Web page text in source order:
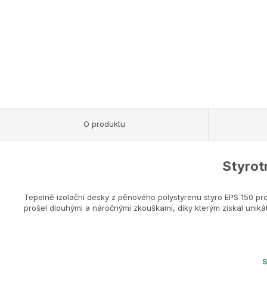
O produktu
Tepelně izolační desky z pěnového polystyrenu styro EPS 150
prošel dlouhými a náročnými zkouškami, díky kterým získal